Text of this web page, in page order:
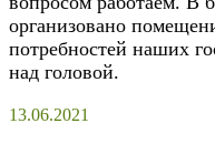
организовано
потребностей наших
над головой.
13.06.2021